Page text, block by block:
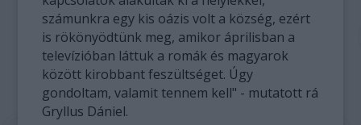
számunkra egy kis oázis volt a község, ezért
is rökönyödtünk meg, amikor áprilisban a
televízióban láttuk a romák és magyarok
között kirobbant feszültséget. Úgy
gondoltam, valamit tennem kell" - mutatott rá
Gryllus Dániel.